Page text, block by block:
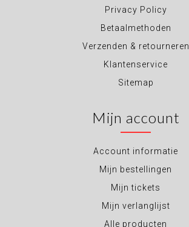
Privacy Policy
Betaalmethoden
Verzenden & retourneren
Klantenservice
Sitemap
Mijn account
Account informatie
Mijn bestellingen
Mijn tickets
Mijn verlanglijst
Alle producten